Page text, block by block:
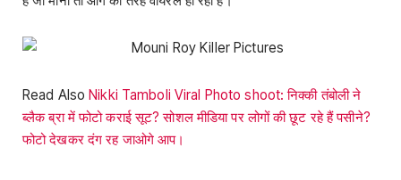
Read Also Nikki Tamboli Viral Photo shoot: निक्की तंबोली ने
ब्लैक ब्रा में फोटो कराई सूट? सोशल मीडिया पर लोगों की छूट रहे हैं पसीने?
फोटो देखकर दंग रह जाओगे आप।